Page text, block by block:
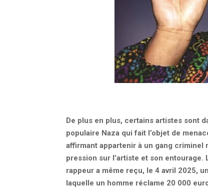
De plus en plus, certains artistes sont
populaire Naza qui fait l’objet de
affirmant appartenir à un gang criminel
pression sur l’artiste et son entourage.
rappeur a même reçu, le 4 avril 2025,
laquelle un homme réclame 20 000